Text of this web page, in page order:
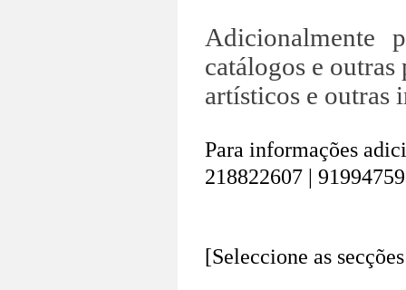
Adicionalmente
catálogos e outras
artísticos e outras
Para informações
218822607 |
[Seleccione as